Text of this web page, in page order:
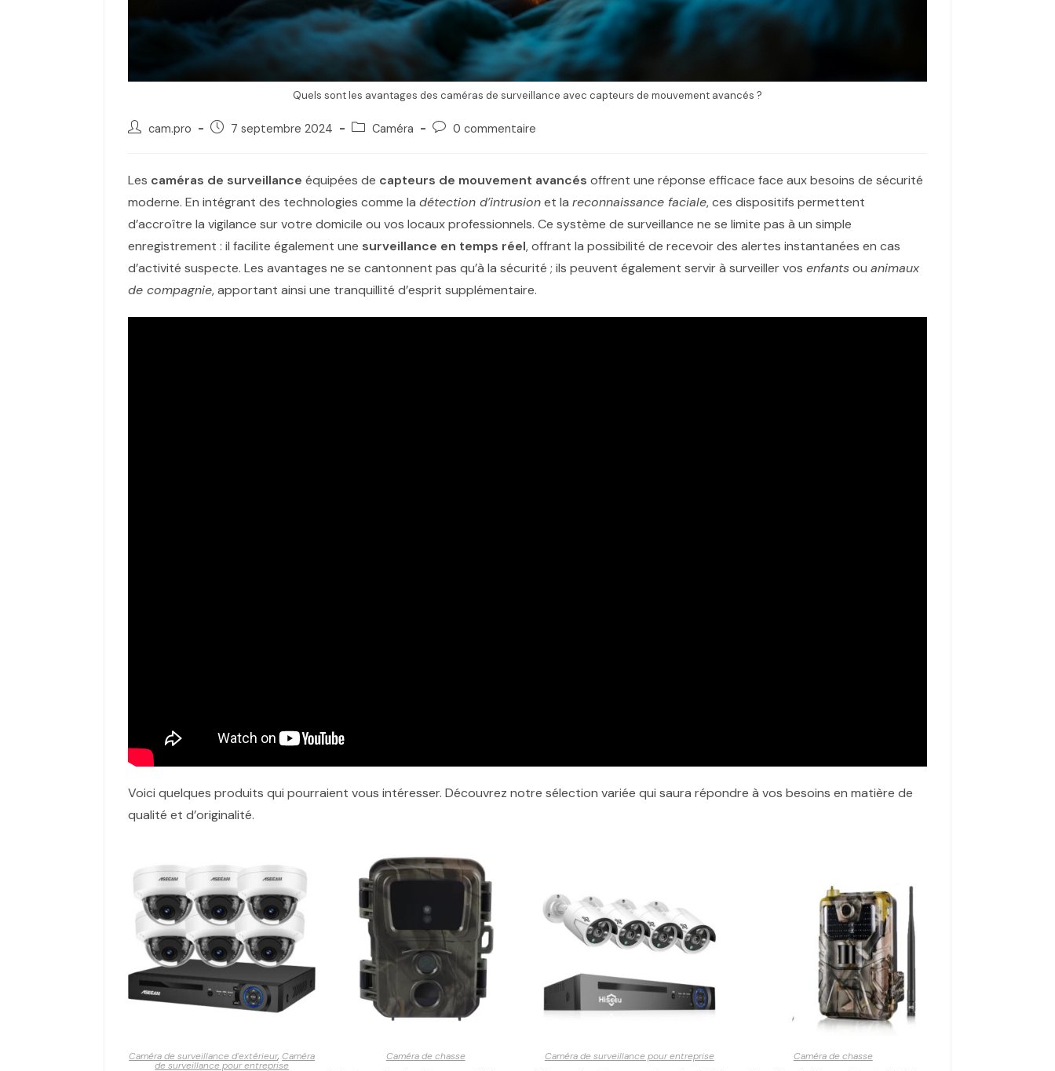
Quels sont les avantages des caméras de surveillance avec capteurs de mouvement avancés ?
cam.pro 7 septembre 2024 Caméra 0 commentaire
Les caméras de surveillance équipées de capteurs de mouvement avancés offrent une réponse efficace face aux besoins de sécurité
moderne. En intégrant des technologies comme la détection d’intrusionet la reconnaissance faciale, ces dispositifs permettent
d’accroître la vigilance sur votre domicile ou vos locaux professionnels. Ce système de surveillance ne se limite pas à un simple
enregistrement : il facilite également une surveillance en temps réel, offrant la possibilité de recevoir des alertes instantanées en cas
d’activité suspecte. Les avantages ne se cantonnent pas qu’à la sécurité ; ils peuvent également servir à surveiller vos enfantsou animaux
de compagnie, apportant ainsi une tranquillité d’esprit supplémentaire.
Voici quelques produits qui pourraient vous intéresser. Découvrez notre sélection variée qui saura répondre à vos besoins en matière de
qualité et d’originalité.
Caméra de surveillance d'extérieur, Caméra
de surveillance pour entreprise
Caméra de chasse Caméra de surveillance pour entreprise Caméra de chasse